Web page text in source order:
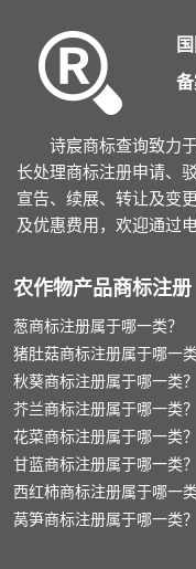
诗宸商标查询致力
长处理商标注册申请、
宣告、续展、转让及变
及优惠费用，欢迎通过
农作物产品商标注册
葱商标注册属于哪一类？
猪肚菇商标注册属于哪一类
秋葵商标注册属于哪一类？
芥兰商标注册属于哪一类？
花菜商标注册属于哪一类？
甘蓝商标注册属于哪一类？
西红柿商标注册属于哪一类
莴笋商标注册属于哪一类？